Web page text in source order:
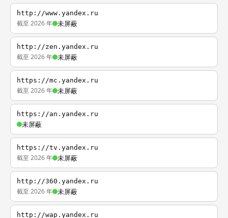
http://www.yandex.ru
截至 2026 年 未屏蔽
http://zen.yandex.ru
截至 2026 年 未屏蔽
https://mc.yandex.ru
截至 2026 年 未屏蔽
https://an.yandex.ru
未屏蔽
https://tv.yandex.ru
截至 2026 年 未屏蔽
http://360.yandex.ru
截至 2026 年 未屏蔽
http://wap.yandex.ru